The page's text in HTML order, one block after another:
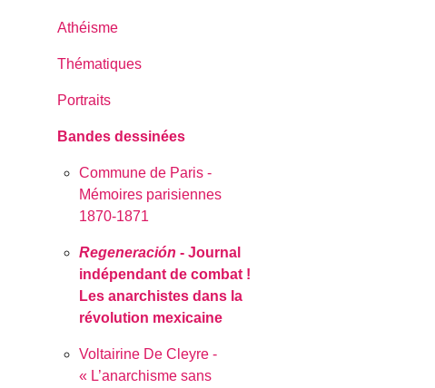
Athéisme
Thématiques
Portraits
Bandes dessinées
Commune de Paris -
Mémoires parisiennes
1870-1871
Regeneración - Journal
indépendant de combat !
Les anarchistes dans la
révolution mexicaine
Voltairine De Cleyre -
« L’anarchisme sans